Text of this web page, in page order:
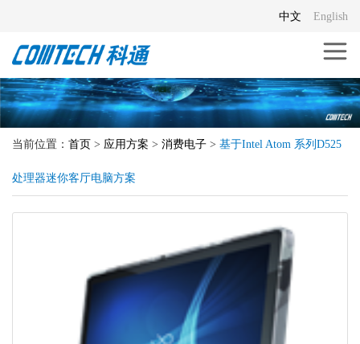
English
中文
当前位置： 首页 > 应用方案 > 消费电子 > 基于Intel Atom 系列D525
处理器迷你客厅电脑方案